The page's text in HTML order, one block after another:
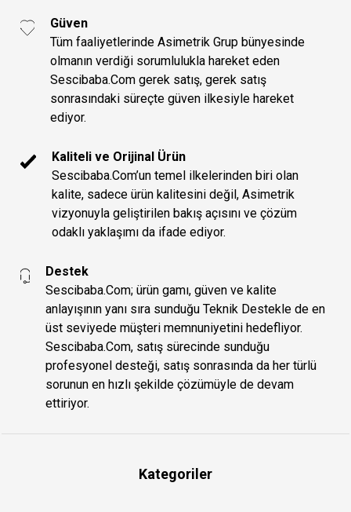
Güven
Tüm faaliyetlerinde Asimetrik Grup bünyesinde
olmanın verdiği sorumlulukla hareket eden
Sescibaba.Com gerek satış, gerek satış
sonrasındaki süreçte güven ilkesiyle hareket
ediyor.
Kaliteli ve Orijinal Ürün
Sescibaba.Com’un temel ilkelerinden biri olan
kalite, sadece ürün kalitesini değil, Asimetrik
vizyonuyla geliştirilen bakış açısını ve çözüm
odaklı yaklaşımı da ifade ediyor.
Destek
Sescibaba.Com; ürün gamı, güven ve kalite
anlayışının yanı sıra sunduğu Teknik Destekle de en
üst seviyede müşteri memnuniyetini hedefliyor.
Sescibaba.Com, satış sürecinde sunduğu
profesyonel desteği, satış sonrasında da her türlü
sorunun en hızlı şekilde çözümüyle de devam
ettiriyor.
Kategoriler